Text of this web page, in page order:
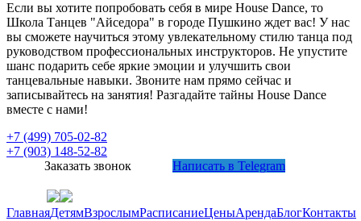
Если вы хотите попробовать себя в мире House Dance, то
Школа Танцев "Айседора" в городе Пушкино ждет вас! У нас
вы сможете научиться этому увлекательному стилю танца под
руководством профессиональных инструкторов. Не упустите
шанс подарить себе яркие эмоции и улучшить свои
танцевальные навыки. Звоните нам прямо сейчас и
записывайтесь на занятия! Разгадайте тайны House Dance
вместе с нами!
+7 (499) 705-02-82
+7 (903) 148-52-82
Заказать звонок
Написать в Telegram
ГлавнаяДетямВзрослымРасписаниеЦеныАрендаБлогКонтакты